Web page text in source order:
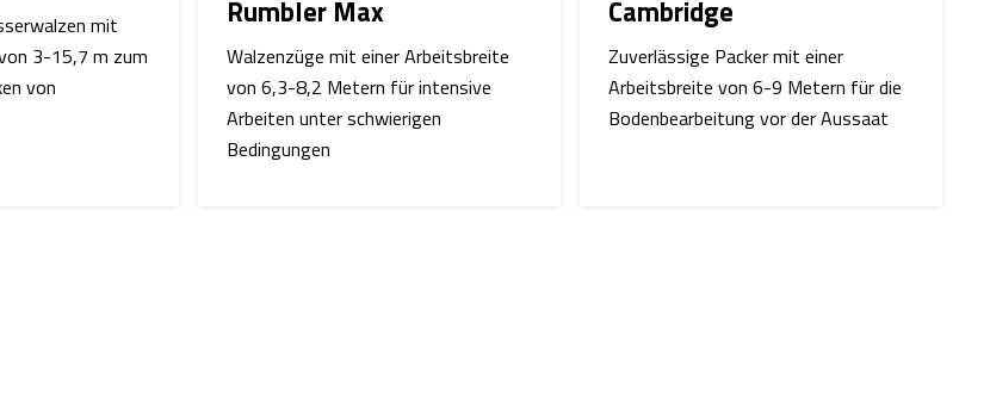
mit
3-15,7 m zum
von
Rumbler Max
Walzenzüge mit einer Arbeitsbreite
von 6,3-8,2 Metern für intensive
Arbeiten unter schwierigen
Bedingungen
Cambridge
Zuverlässige Packer mit einer
Arbeitsbreite von 6-9 Metern für die
Bodenbearbeitung vor der Aussaat